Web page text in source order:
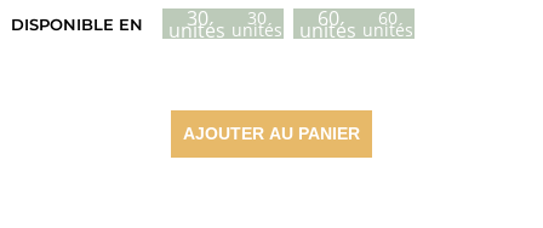
prix :
30,70 €
DISPONIBLE EN 30
unités 30
unités 60
unités 60
unités
AJOUTER AU PANIER